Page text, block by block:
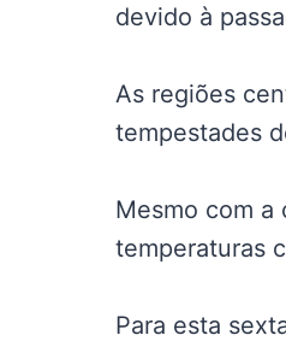
devido à
As regiões
tempestades
Mesmo com a
temperaturas
Para esta